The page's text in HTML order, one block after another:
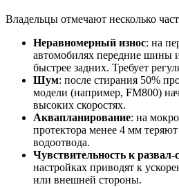
Владельцы отмечают несколько
Неравномерный износ: на
автомобилях передние шины
быстрее задних. Требует
Шум: после стирания 50%
модели (например, FM800)
высоких скоростях.
Аквапланирование: на
протектора менее 4 мм
водоотвода.
Чувствительность к
настройках приводят к
или внешней стороны.